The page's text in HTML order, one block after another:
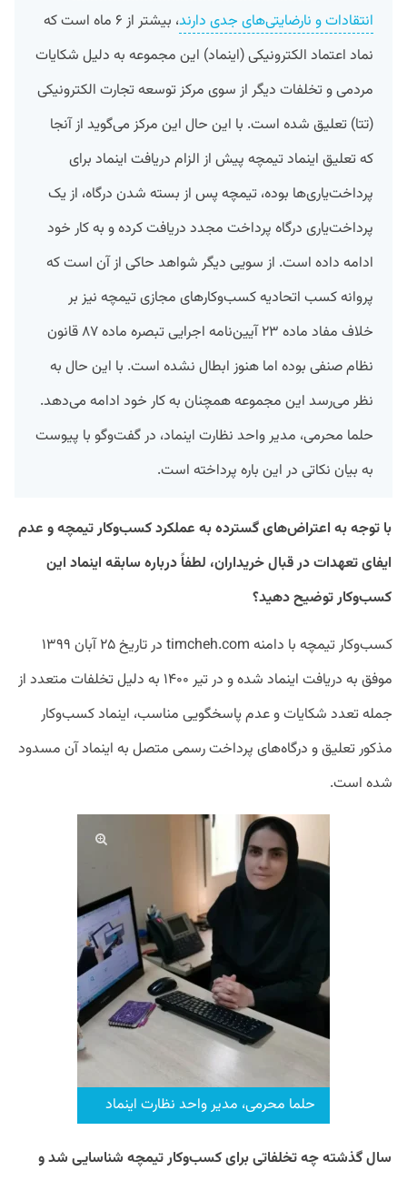
انتقادات و نارضایتی‌های جدی دارند
، بیشتر از ۶ ماه است که
نماد اعتماد الکترونیکی (اینماد) این مجموعه به دلیل شکایات
مردمی و تخلفات دیگر از سوی مرکز توسعه تجارت الکترونیکی
(تتا) تعلیق شده است. با این‌ حال این مرکز می‌گوید از آنجا
که تعلیق اینماد تیمچه پیش از الزام دریافت اینماد برای
پرداخت‌یاری‌ها بوده، تیمچه پس از بسته شدن درگاه، از یک
پرداخت‌یاری درگاه پرداخت مجدد دریافت کرده و به کار خود
ادامه داده است. از سویی دیگر شواهد حاکی از آن است که
پروانه کسب اتحادیه کسب‌وکارهای مجازی تیمچه نیز بر
خلاف مفاد ماده ۲۳ آیین‌نامه اجرایی تبصره ماده ۸۷ قانون
نظام صنفی بوده اما هنوز ابطال نشده است. با این‌ حال به
نظر می‌رسد این مجموعه همچنان به کار خود ادامه می‌دهد.
حلما محرمی، مدیر واحد نظارت اینماد، در گفت‌وگو با پیوست
به بیان نکاتی در این باره پرداخته است.
با توجه به اعتراض‌های گسترده به عملکرد کسب‌وکار تیمچه و عدم
ایفای تعهدات در قبال خریداران، لطفاً درباره سابقه اینماد این
کسب‌وکار توضیح دهید؟
کسب‌وکار تیمچه با دامنه timcheh.com در تاریخ ۲۵ آبان ۱۳۹۹
موفق به دریافت اینماد شده و در تیر ۱۴۰۰ به دلیل تخلفات متعدد از
جمله تعدد شکایات و عدم پاسخگویی مناسب، اینماد کسب‌وکار
مذکور تعلیق و درگاه‌های پرداخت رسمی متصل به اینماد آن مسدود
شده است.
حلما محرمی، مدیر واحد نظارت اینماد
سال گذشته چه تخلفاتی برای کسب‌وکار تیمچه شناسایی شد و